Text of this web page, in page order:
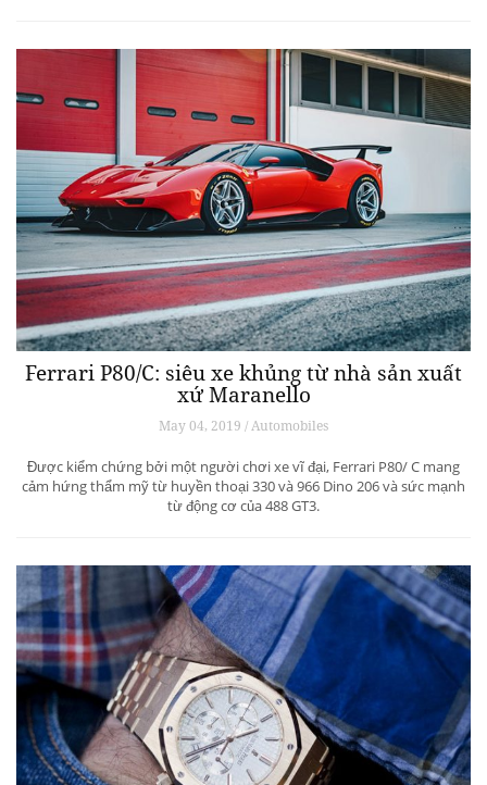
Ferrari P80/C: siêu xe khủng từ ​​nhà sản xuất
xứ Maranello
May 04, 2019 / Automobiles
Được kiểm chứng bởi một người chơi xe vĩ đại, Ferrari P80/ C mang
cảm hứng thẩm mỹ từ huyền thoại 330 và 966 Dino 206 và sức mạnh
từ động cơ của 488 GT3.